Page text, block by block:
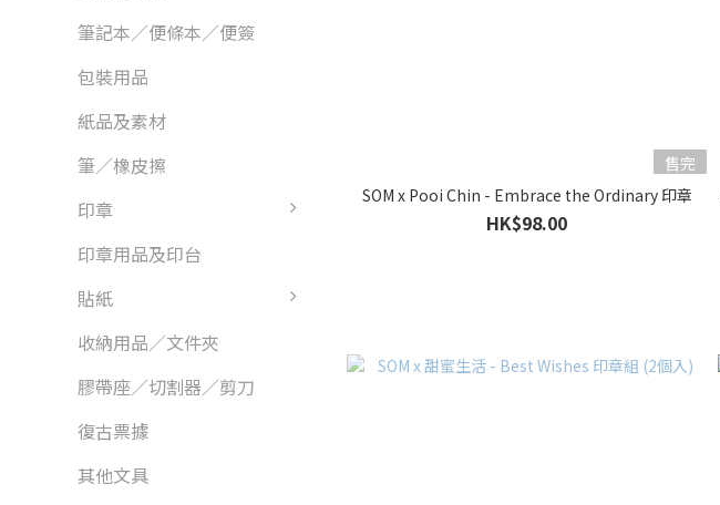
筆記本／便條本／便簽
包裝用品
紙品及素材
筆／橡皮擦
印章
印章用品及印台
貼紙
收納用品／文件夾
膠帶座／切割器／剪刀
復古票據
其他文具
售完
SOM x Pooi Chin - Embrace the Ordinary 印章
HK$98.00